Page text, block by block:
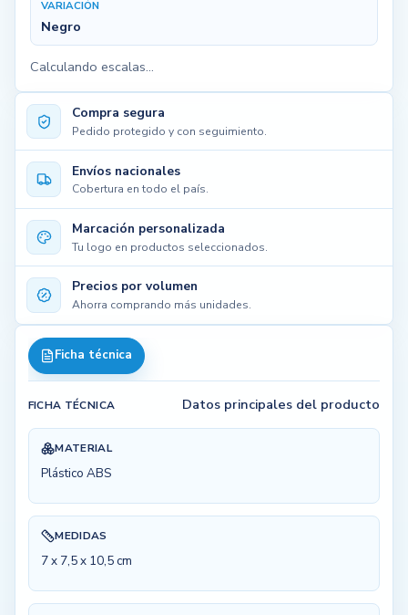
Compra segura
Pedido protegido y con seguimiento.
Envíos nacionales
Cobertura en todo el país.
Marcación personalizada
Tu logo en productos seleccionados.
Precios por volumen
Ahorra comprando más unidades.
Ficha técnica
FICHA TÉCNICA Datos principales del producto
MATERIAL
Plástico ABS
MEDIDAS
7 x 7,5 x 10,5 cm
VARIACIÓN
Negro
Calculando escalas...